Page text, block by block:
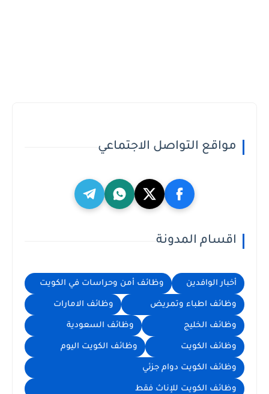
مواقع التواصل الاجتماعي
اقسام المدونة
أخبار الوافدين وظائف أمن وحراسات في الكويت
وظائف اطباء وتمريض وظائف الامارات
وظائف الخليج وظائف السعودية
وظائف الكويت وظائف الكويت اليوم
وظائف الكويت دوام جزئي
وظائف الكويت للإناث فقط